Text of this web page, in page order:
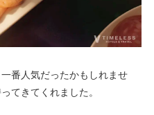
番人気だったかもしれませ
てきてくれました。